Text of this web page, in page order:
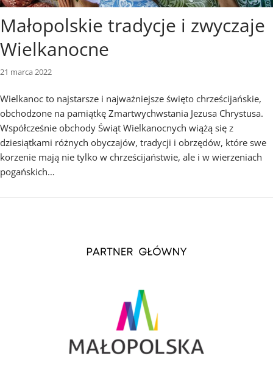
Małopolskie tradycje i zwyczaje
Wielkanocne
21 marca 2022
Wielkanoc to najstarsze i najważniejsze święto chrześcijańskie,
obchodzone na pamiątkę Zmartwychwstania Jezusa Chrystusa.
Współcześnie obchody Świąt Wielkanocnych wiążą się z
dziesiątkami różnych obyczajów, tradycji i obrzędów, które swe
korzenie mają nie tylko w chrześcijaństwie, ale i w wierzeniach
pogańskich…